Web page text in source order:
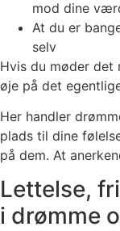
mod dine
At du er
selv
Hvis du møder
øje på det
Her handler
plads til dine
på dem. At
Lettelse,
i drømme